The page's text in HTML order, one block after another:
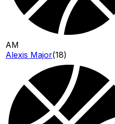
AM
Alexis Major(18)